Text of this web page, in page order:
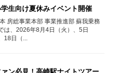
生向け夏休みイベント開催
房総事業本部 事業推進部 蘇我乗務
は、2026年8月4日（火）、5日
18日（...
ン必見！高崎駅ナイトツアー